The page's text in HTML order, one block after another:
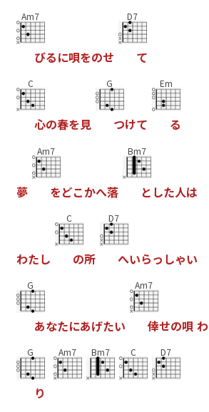
Am7
びるに唄をのせ
D7
て
C
心の春を見
G
つけて
Em
る
夢
Am7
をどこかへ落
Bm7
と した人は
わたし
C
の所
D7
へいらっ しゃい
G
あなたにあげたい
Am7
倖せの唄 わ
G
り
Am7 Bm7 C D7